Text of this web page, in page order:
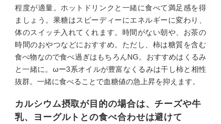
程度が適量。ホットドリンクと一緒に食べて満足感を得
ましょう。果糖はスピーディーにエネルギーに変わり、
体のスイッチ入れてくれます。時間がない朝や、お茶の
時間のおやつなどにおすすめ。ただし、柿は糖質を含む
食べ物なので食べ過ぎはもちろんNG。おすすめはくるみ
と一緒に。ωー3系オイルが豊富なくるみは干し柿と相性
抜群。一緒に食べることで血糖値の急上昇を抑えます。
カルシウム摂取が目的の場合は、チーズや牛
乳、ヨーグルトとの食べ合わせは避けて